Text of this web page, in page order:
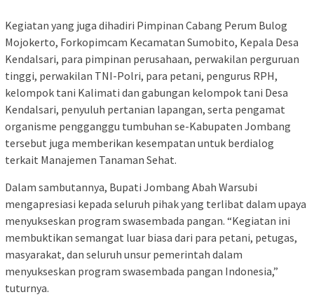
Kegiatan yang juga dihadiri Pimpinan Cabang Perum Bulog
Mojokerto, Forkopimcam Kecamatan Sumobito, Kepala Desa
Kendalsari, para pimpinan perusahaan, perwakilan perguruan
tinggi, perwakilan TNI-Polri, para petani, pengurus RPH,
kelompok tani Kalimati dan gabungan kelompok tani Desa
Kendalsari, penyuluh pertanian lapangan, serta pengamat
organisme pengganggu tumbuhan se-Kabupaten Jombang
tersebut juga memberikan kesempatan untuk berdialog
terkait Manajemen Tanaman Sehat.
Dalam sambutannya, Bupati Jombang Abah Warsubi
mengapresiasi kepada seluruh pihak yang terlibat dalam upaya
menyukseskan program swasembada pangan. “Kegiatan ini
membuktikan semangat luar biasa dari para petani, petugas,
masyarakat, dan seluruh unsur pemerintah dalam
menyukseskan program swasembada pangan Indonesia,”
tuturnya.